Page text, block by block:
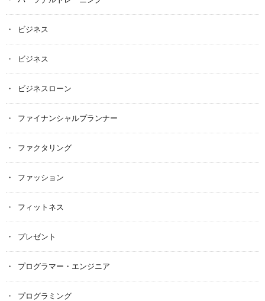
ビジネス
ビジネス
ビジネスローン
ファイナンシャルプランナー
ファクタリング
ファッション
フィットネス
プレゼント
プログラマー・エンジニア
プログラミング